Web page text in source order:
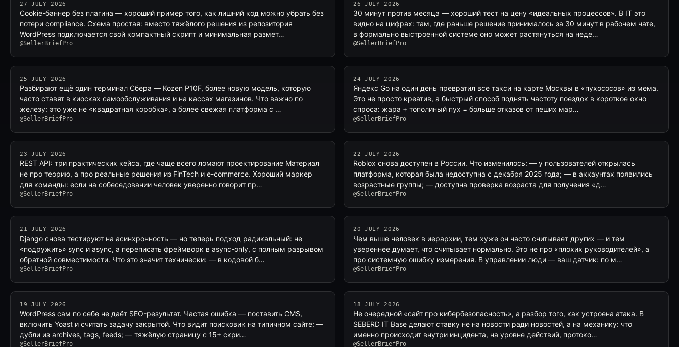
27 JULY 2026
Cookie-баннер без плагина — хороший пример того, как лишний код можно убрать без
потери compliance. Схема простая: вместо тяжёлого решения из репозитория
WordPress подключается свой компактный скрипт и минимальная размет…
@SellerBriefPro
26 JULY 2026
30 минут против месяца — хороший тест на цену «идеальных процессов». В IT это
видно на цифрах: там, где раньше решение принималось за 30 минут в рабочем чате,
в формально выстроенной системе оно может растянуться на неде…
@SellerBriefPro
25 JULY 2026
Разбирают ещё один терминал Сбера — Kozen P10F, более новую модель, которую
часто ставят в киосках самообслуживания и на кассах магазинов. Что важно по
железу: это уже не «квадратная коробка», а более свежая платформа с …
@SellerBriefPro
24 JULY 2026
Яндекс Go на один день превратил все такси на карте Москвы в «пухососов» из мема.
Это не просто креатив, а быстрый способ поднять частоту поездок в короткое окно
спроса: жара + тополиный пух = больше отказов от пеших мар…
@SellerBriefPro
23 JULY 2026
REST API: три практических кейса, где чаще всего ломают проектирование Материал
не про теорию, а про реальные решения из FinTech и e-commerce. Хороший маркер
для команды: если на собеседовании человек уверенно говорит пр…
@SellerBriefPro
22 JULY 2026
Roblox снова доступен в России. Что изменилось: — у пользователей открылась
платформа, которая была недоступна с декабря 2025 года; — в аккаунтах появились
возрастные группы; — доступна проверка возраста для получения «д…
@SellerBriefPro
21 JULY 2026
Django снова тестируют на асинхронность — но теперь подход радикальный: не
«подружить» sync и async, а переписать фреймворк в async-only, с полным разрывом
обратной совместимости. Что это значит технически: — в кодовой б…
@SellerBriefPro
20 JULY 2026
Чем выше человек в иерархии, тем хуже он часто считывает других — и тем
увереннее думает, что считывает нормально. Это не про «плохих руководителей», а
про системную ошибку измерения. В управлении люди — ваш датчик: по м…
@SellerBriefPro
19 JULY 2026
WordPress сам по себе не даёт SEO-результат. Частая ошибка — поставить CMS,
включить Yoast и считать задачу закрытой. Что видит поисковик на типичном сайте: —
дубли из archives, tags, feeds; — тяжёлую страницу с 15+ скри…
@SellerBriefPro
18 JULY 2026
Не очередной «сайт про кибербезопасность», а разбор того, как устроена атака. В
SEBERD IT Base делают ставку не на новости ради новостей, а на механику: что
именно происходит внутри инцидента, на уровне действий, протоко…
@SellerBriefPro